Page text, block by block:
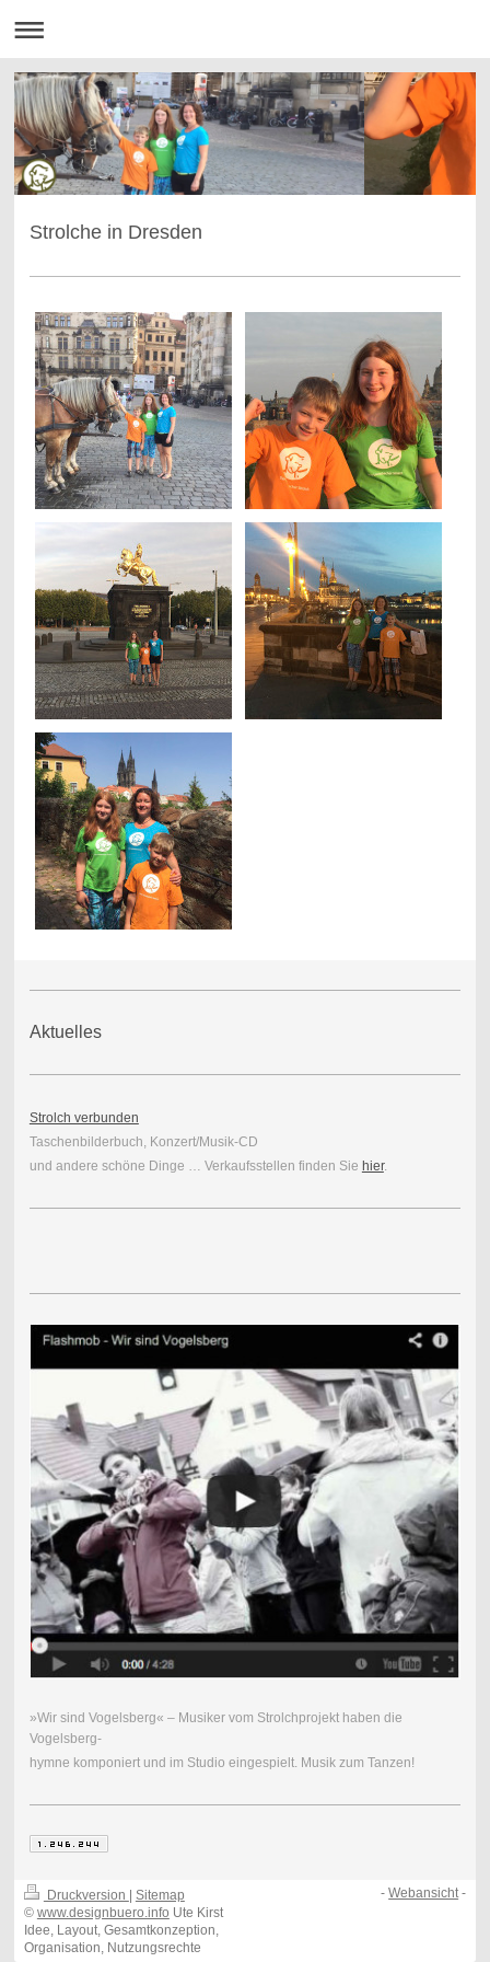
Strolche in Dresden
Aktuelles
Strolch verbunden
Taschenbilderbuch, Konzert/Musik-CD
und andere schöne Dinge … Verkaufsstellen finden Sie hier.
»Wir sind Vogelsberg« – Musiker vom Strolchprojekt haben die
Vogelsberg-
hymne komponiert und im Studio eingespielt. Musik zum Tanzen!
Druckversion
Sitemap
© www.designbuero.info Ute Kirst
Idee, Layout, Gesamtkonzeption,
Organisation, Nutzungsrechte
-Webansicht-